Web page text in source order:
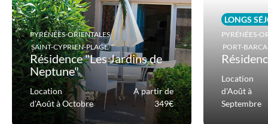
PYRÉNÉES-ORIENTALES
SAINT-CYPRIEN-PLAGE
Résidence "Les Jardins de
Neptune"
Location
d'Août à Octobre
A partir de
349€
LONGS
PYRÉNÉES-
PORT-
Location
d'Août à
Septembre